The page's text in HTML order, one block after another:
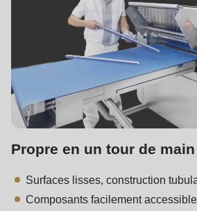
Propre en un tour de main
Surfaces lisses, construction
Composants facilement